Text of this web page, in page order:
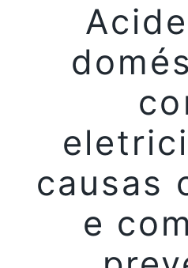
causas
e